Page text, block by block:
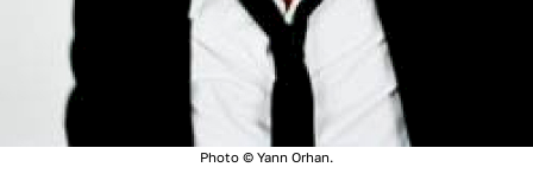
Photo © Yann Orhan.